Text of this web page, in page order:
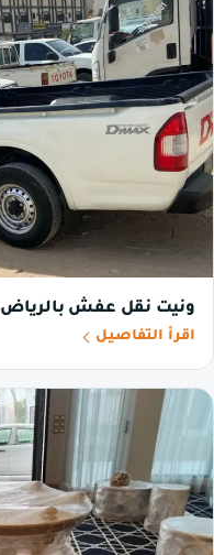
ونيت نقل عفش بالرياض
اقرأ التفاصيل